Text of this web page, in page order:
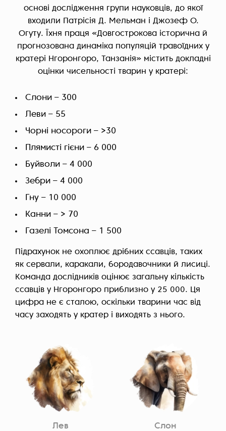
основі дослідження групи науковців, до якої
входили Патрісія Д. Мельман і Джозеф О.
Огуту. Їхня праця «Довгострокова історична й
прогнозована динаміка популяцій травоїдних у
кратері Нгоронгоро, Танзанія» містить докладні
оцінки чисельності тварин у кратері:
Слони – 300
Леви – 55
Чорні носороги – >30
Плямисті гієни – 6 000
Буйволи – 4 000
Зебри – 4 000
Гну – 10 000
Канни – > 70
Газелі Томсона – 1 500
Підрахунок не охоплює дрібних ссавців, таких
як сервали, каракали, бородавочники й лисиці.
Команда дослідників оцінює загальну кількість
ссавців у Нгоронгоро приблизно у 25 000. Ця
цифра не є сталою, оскільки тварини час від
часу заходять у кратер і виходять з нього.
Лев Слон